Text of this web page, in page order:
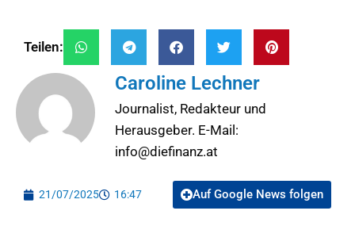
Teilen:
Caroline Lechner
Journalist, Redakteur und
Herausgeber. E-Mail:
info@diefinanz.at
21/07/2025 16:47 Auf Google News folgen